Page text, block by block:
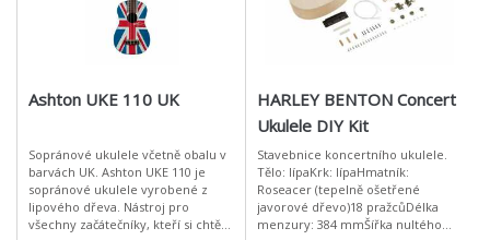
Ashton UKE 110 UK
Sopránové ukulele včetně obalu v
barvách UK. Ashton UKE 110 je
sopránové ukulele vyrobené z
lipového dřeva. Nástroj pro
všechny začátečníky, kteří si chtějí
HARLEY BENTON Concert
Ukulele DIY Kit
Stavebnice koncertního ukulele.
Tělo: lípaKrk: lípaHmatník:
Roseacer (tepelně ošetřené
javorové dřevo)18 pražcůDélka
menzury: 384 mmŠířka nultého